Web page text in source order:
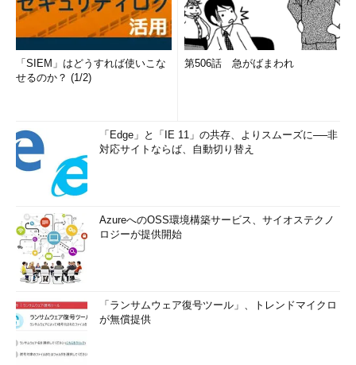
「SIEM」はどうすれば使いこな
せるのか？ (1/2)
第506話 急がばまわれ
「Edge」と「IE 11」の共存、よりスムーズに──非
対応サイトならば、自動切り替え
AzureへのOSS環境構築サービス、サイオステクノ
ロジーが提供開始
「ランサムウェア復号ツール」、トレンドマイクロ
が無償提供